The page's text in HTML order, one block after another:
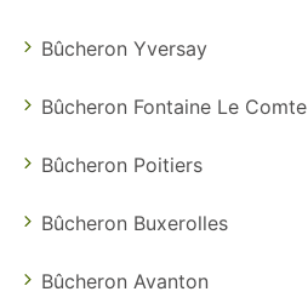
Bûcheron Yversay
Bûcheron Fontaine Le Comte
Bûcheron Poitiers
Bûcheron Buxerolles
Bûcheron Avanton